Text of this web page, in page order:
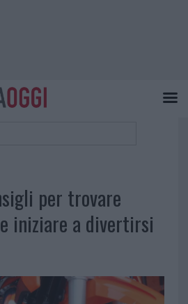
per trovare
iniziare a divertirsi